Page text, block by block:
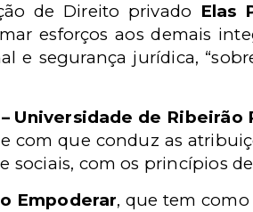
de Direito privado Elas
esforços aos demais
e segurança jurídica,
Universidade de Ribeirão
com que conduz as
sociais, com os princípios
Empoderar, que tem